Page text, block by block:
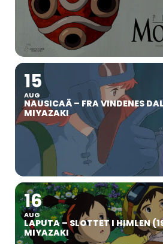
15
AUG
NAUSICAÄ – FRA VINDENES
MIYAZAKI
16
AUG
LAPUTA – SLOTTET I HIMLEN
MIYAZAKI